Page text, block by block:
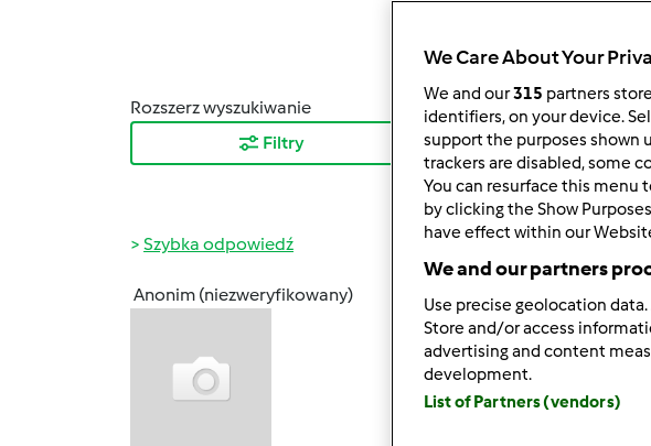
Rozszerz wyszukiwanie
Filtry
Sortuj po:
Najnowsze wyniki
Szybka odpowiedź
Anonim (niezweryfikowany)
sob., 10/05/2013 - 00:02
Anna Toczko wrote:
Macie racje,mieliśmy
co jakiś czas).
Tak jak dzisiaj
We Care About Your
We and our315 partners
identifiers, on your device.
support the purposes shown
trackers are disabled, some
You can resurface this menu
by clicking the Show
have effect within our
We and our partners
Use precise geolocation
Store and/or access
advertising and content
development.
List of Partners (vendors)